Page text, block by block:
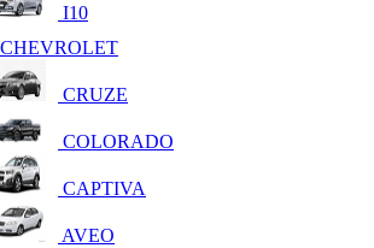
I10
CHEVROLET
CRUZE
COLORADO
CAPTIVA
AVEO